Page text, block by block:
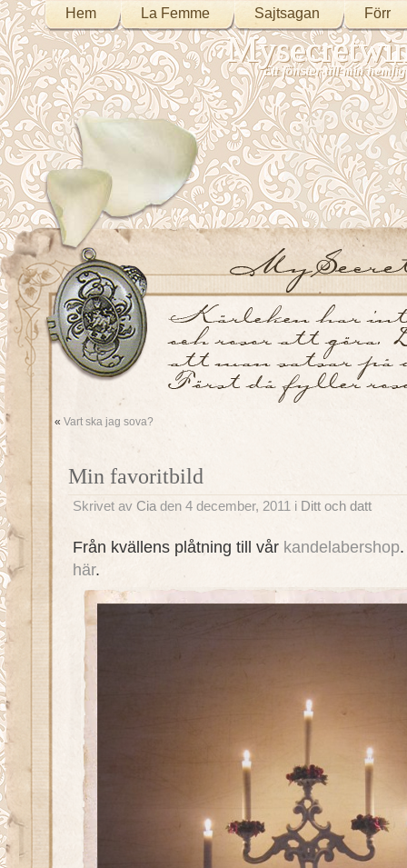
Hem La Femme Sajtsagan Förr
Ett fönster till min
« Vart ska jag sova?
Min favoritbild
Skrivet av Cia den 4 december, 2011 i Ditt och datt
Från kvällens plåtning till vår kandelabershop.
här.